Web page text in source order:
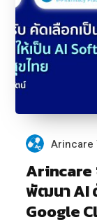
Arincare
Arincare
พัฒนา AI
Google